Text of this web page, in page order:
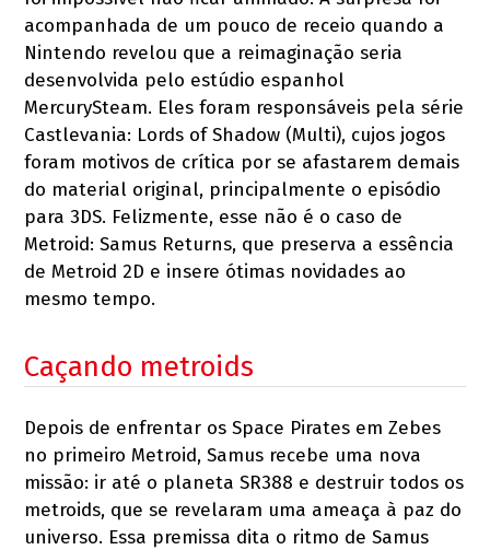
acompanhada de um pouco de receio quando a
Nintendo revelou que a reimaginação seria
desenvolvida pelo estúdio espanhol
MercurySteam. Eles foram responsáveis pela série
Castlevania: Lords of Shadow (Multi), cujos jogos
foram motivos de crítica por se afastarem demais
do material original, principalmente o episódio
para 3DS. Felizmente, esse não é o caso de
Metroid: Samus Returns, que preserva a essência
de Metroid 2D e insere ótimas novidades ao
mesmo tempo.
Caçando metroids
Depois de enfrentar os Space Pirates em Zebes
no primeiro Metroid, Samus recebe uma nova
missão: ir até o planeta SR388 e destruir todos os
metroids, que se revelaram uma ameaça à paz do
universo. Essa premissa dita o ritmo de Samus